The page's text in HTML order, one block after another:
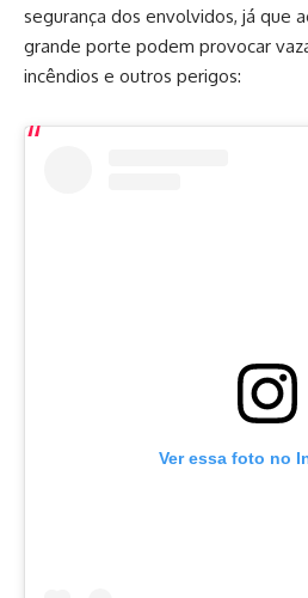
segurança dos envolvidos, já que
grande porte podem provocar
incêndios e outros perigos:
Ver essa foto no